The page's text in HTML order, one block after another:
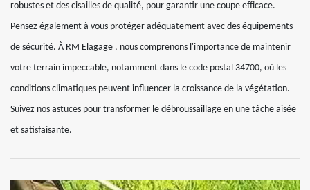
robustes et des cisailles de qualité, pour garantir une coupe efficace.
Pensez également à vous protéger adéquatement avec des équipements
de sécurité. À RM Elagage , nous comprenons l'importance de maintenir
votre terrain impeccable, notamment dans le code postal 34700, où les
conditions climatiques peuvent influencer la croissance de la végétation.
Suivez nos astuces pour transformer le débroussaillage en une tâche aisée
et satisfaisante.